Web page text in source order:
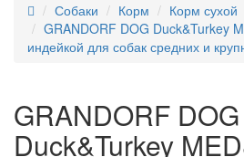
Собаки Корм
Корм сухой
GRANDORF DOG Duck&Turkey
индейкой для собак средних и
GRANDORF DOG
Duck&Turkey